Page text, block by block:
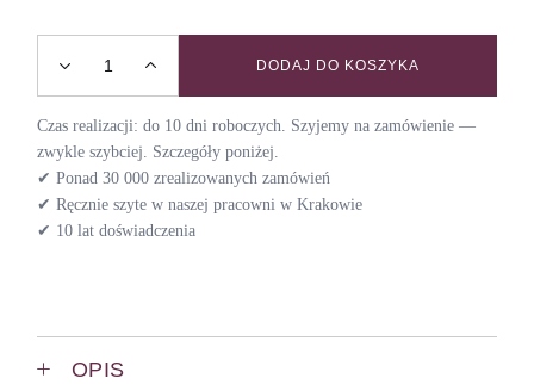
Smycz przepinana SEPTEMBER quantity
DODAJ DO KOSZYKA
Czas realizacji: do 10 dni roboczych. Szyjemy na zamówienie —
zwykle szybciej. Szczegóły poniżej.
✔ Ponad 30 000 zrealizowanych zamówień
✔ Ręcznie szyte w naszej pracowni w Krakowie
✔ 10 lat doświadczenia
OPIS